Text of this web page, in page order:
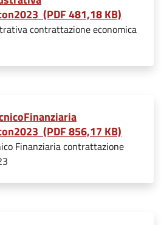
(PDF 481,18 KB)
contrattazione economica
(PDF 856,17 KB)
Finanziaria contrattazione